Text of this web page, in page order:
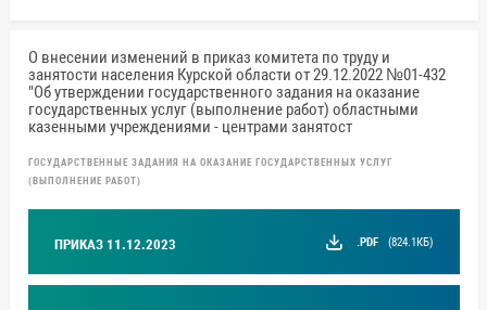
О внесении изменений в приказ комитета по труду и
занятости населения Курской области от 29.12.2022 №01-432
"Об утверждении государственного задания на оказание
государственных услуг (выполнение работ) областными
казенными учреждениями - центрами занятост
ГОСУДАРСТВЕННЫЕ ЗАДАНИЯ НА ОКАЗАНИЕ ГОСУДАРСТВЕННЫХ УСЛУГ
(ВЫПОЛНЕНИЕ РАБОТ)
ПРИКАЗ 11.12.2023 .PDF (824.1КБ)